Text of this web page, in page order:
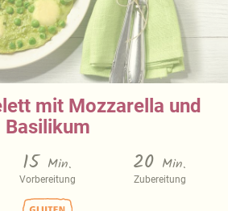
mit Mozzarella und
Basilikum
15 Min.
Vorbereitung
20 Min.
Zubereitung